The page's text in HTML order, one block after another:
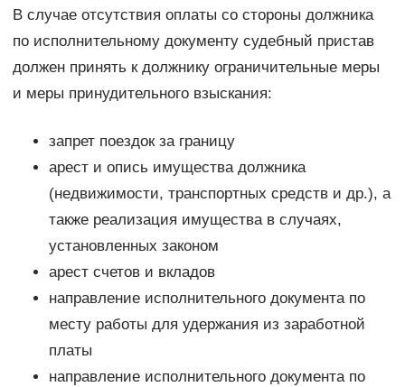
В случае отсутствия оплаты со стороны должника
по исполнительному документу судебный пристав
должен принять к должнику ограничительные меры
и меры принудительного взыскания:
запрет поездок за границу
арест и опись имущества должника
(недвижимости, транспортных средств и др.), а
также реализация имущества в случаях,
установленных законом
арест счетов и вкладов
направление исполнительного документа по
месту работы для удержания из заработной
платы
направление исполнительного документа по